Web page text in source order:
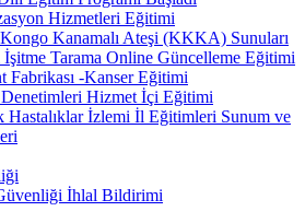
Hizmetleri Eğitimi
Kongo Kanamalı Ateşi (KKKA) Sunuları
Tarama Online Güncelleme Eğitimi
Fabrikası -Kanser Eğitimi
Hizmet İçi Eğitimi
Hastalıklar İzlemi İl Eğitimleri Sunum ve
İhlal Bildirimi